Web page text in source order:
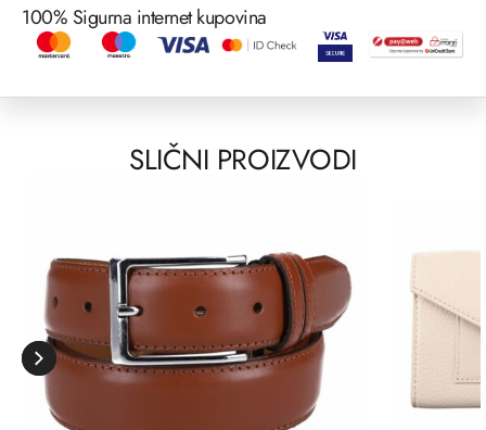
100% Sigurna internet kupovina
SLIČNI PROIZVODI